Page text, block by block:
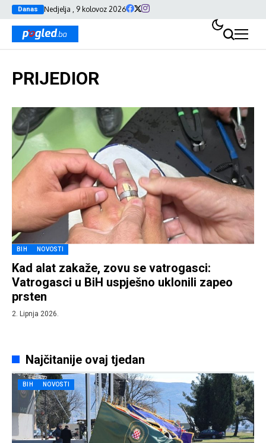
Danas Nedjelja , 9 kolovoz 2026
PRIJEDIOR
BIH NOVOSTI
Kad alat zakaže, zovu se vatrogasci:
Vatrogasci u BiH uspješno uklonili zapeo
prsten
2. Lipnja 2026.
Najčitanije ovaj tjedan
BIH NOVOSTI